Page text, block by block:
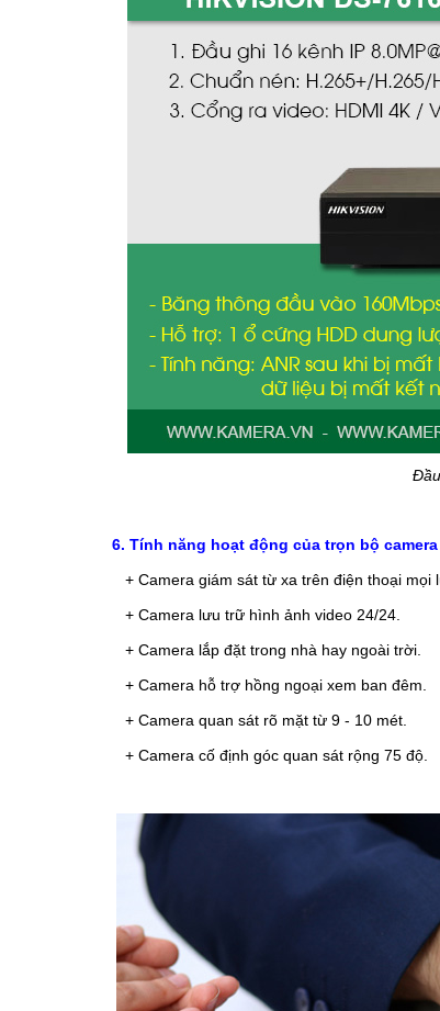
6. Tính năng hoạt động của trọn bộ
+ Camera giám sát từ xa trên điện thoại mọi
+ Camera lưu trữ hình ảnh video 24/24.
+ Camera lắp đặt trong nhà hay ngoài trời.
+ Camera hỗ trợ hồng ngoại xem ban đêm.
+ Camera quan sát rõ mặt từ 9 - 10 mét.
+ Camera cố định góc quan sát rộng 75 độ.